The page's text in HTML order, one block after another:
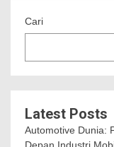
Cari
Latest Posts
Automotive Dunia:
Depan Industri